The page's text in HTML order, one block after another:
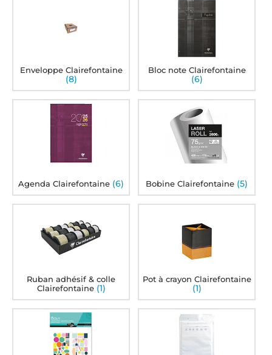
Enveloppe Clairefontaine
(8)
Bloc note Clairefontaine
(6)
Agenda Clairefontaine (6) Bobine Clairefontaine (5)
Ruban adhésif & colle
Clairefontaine (1)
Pot à crayon Clairefontaine
(1)